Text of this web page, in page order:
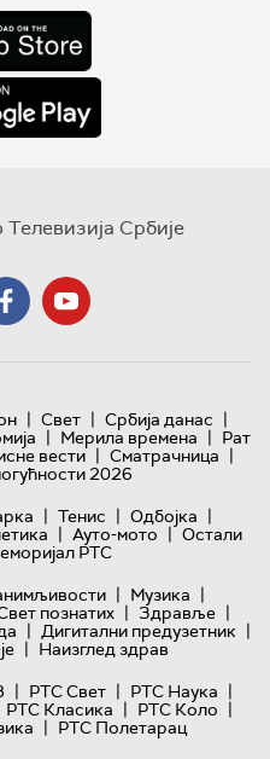
Србије
| Свет | Србија данас |
| Мерила времена | Рат
вести | Сматрачница |
2026
| Тенис | Одбојка |
| Ауто-мото | Остали
РТС
| Музика |
познатих | Здравље |
| Дигитални предузетник |
| Наизглед здрав
| РТС Свет | РТС Наука |
РТС Класика | РТС Коло |
| РТС Полетарац